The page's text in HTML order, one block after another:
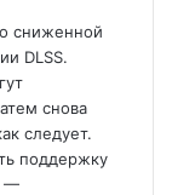
сниженной
DLSS.
снова
следует.
поддержку
—